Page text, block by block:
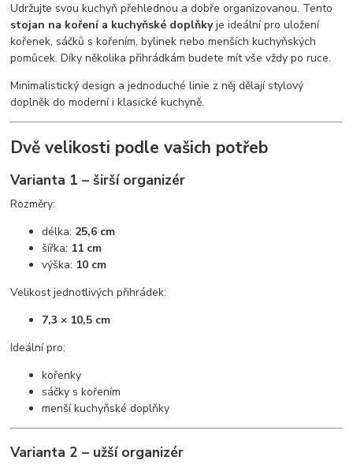
Udržujte svou kuchyň přehlednou a dobře organizovanou. Tento
stojan na koření a kuchyňské doplňkyje ideální pro uložení
kořenek, sáčků s kořením, bylinek nebo menších kuchyňských
pomůcek. Díky několika přihrádkám budete mít vše vždy po ruce.
Minimalistický design a jednoduché linie z něj dělají stylový
doplněk do moderní i klasické kuchyně.
Dvě velikosti podle vašich potřeb
Varianta 1 – širší organizér
Rozměry:
délka: 25,6 cm
šířka: 11 cm
výška: 10 cm
Velikost jednotlivých přihrádek:
7,3 × 10,5 cm
Ideální pro:
kořenky
sáčky s kořením
menší kuchyňské doplňky
Varianta 2 – užší organizér